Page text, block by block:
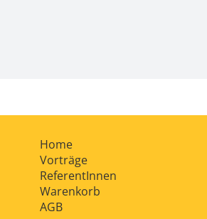
Home
Vorträge
ReferentInnen
Warenkorb
AGB